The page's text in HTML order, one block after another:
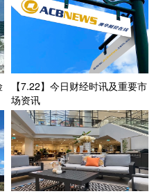
【7.22】今日财经时讯及重要市
场资讯